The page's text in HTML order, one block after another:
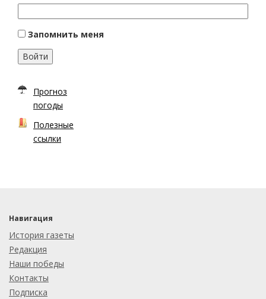
Запомнить меня
Войти
Прогноз
погоды
Полезные
ссылки
Навигация
История газеты
Редакция
Наши победы
Контакты
Подписка